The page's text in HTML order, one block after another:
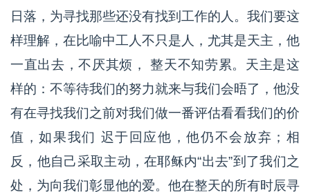
日落，为寻找那些还没有找到工作的人。我们要这
样理解，在比喻中工人不只是人，尤其是天主，他
一直出去，不厌其烦， 整天不知劳累。天主是这
样的：不等待我们的努力就来与我们会晤了，他没
有在寻找我们之前对我们做一番评估看看我们的价
值，如果我们 迟于回应他，他仍不会放弃；相
反，他自己采取主动，在耶稣内“出去”到了我们之
处，为向我们彰显他的爱。他在整天的所有时辰寻